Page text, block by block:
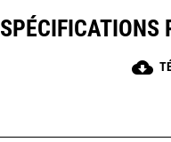
SPÉCIFICATIONS
cloud_download